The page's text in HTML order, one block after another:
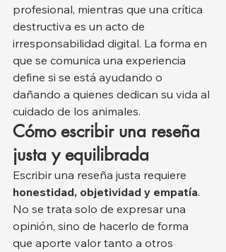
profesional, mientras que una crítica
destructiva es un acto de
irresponsabilidad digital. La forma en
que se comunica una experiencia
define si se está ayudando o
dañando a quienes dedican su vida al
cuidado de los animales.
Cómo escribir una reseña
justa y equilibrada
Escribir una reseña justa requiere
honestidad, objetividad y empatía.
No se trata solo de expresar una
opinión, sino de hacerlo de forma
que aporte valor tanto a otros